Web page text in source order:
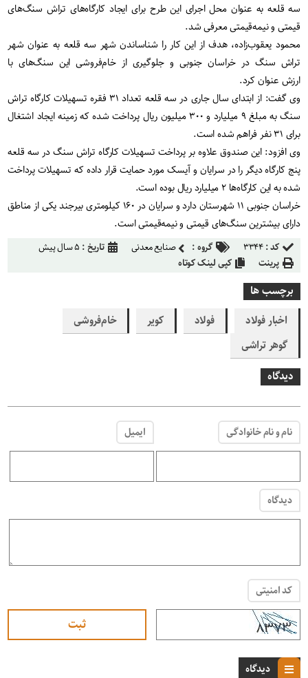
سه قلعه به عنوان محل اجرای این طرح برای ایجاد کارگاه‌های تراش سنگ‌های
قیمتی و نیمه‌قیمتی معرفی شد.
محمود یعقوب‌زاده، هدف از این کار را شناساندن شهر سه قلعه به عنوان شهر
تراش سنگ در خراسان جنوبی و جلوگیری از خام‌فروشی این سنگ‌های با
ارزش عنوان کرد.
وی گفت: از ابتدای سال جاری در سه قلعه تعداد ۳۱ فقره تسهیلات کارگاه تراش
سنگ به مبلغ ۹ میلیارد و ۳۰۰ میلیون ریال پرداخت شده که زمینه ایجاد اشتغال
برای ۳۱ نفر فراهم شده است.
وی افزود: این صندوق علاوه بر پرداخت تسهیلات کارگاه تراش سنگ در سه قلعه
پنج کارگاه دیگر را در سرایان و آیسک مورد حمایت قرار داده که تسهیلات پرداخت
شده به این کارگاه‌ها ۲ میلیارد ریال بوده است.
خراسان جنوبی ۱۱ شهرستان دارد و سرایان در ۱۶۰ کیلومتری بیرجند یکی از مناطق
دارای بیشترین سنگ‌های قیمتی و نیمه‌قیمتی است.
کد :۳۳۴۴ گروه : صنایع معدنی تاریخ : ۵ سال پیش
پرینت
کپی لینک کوتاه
برچسب ها
اخبار فولاد
فولاد کویر
خام‌فروشی
گوهر تراشی
دیدگاه
نام و نام خانوادگی ایمیل
دیدگاه
کد امنیتی
دیدگاه